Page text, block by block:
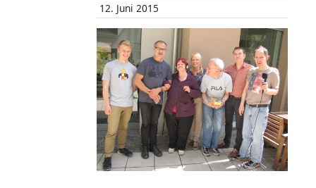
12. Juni 2015